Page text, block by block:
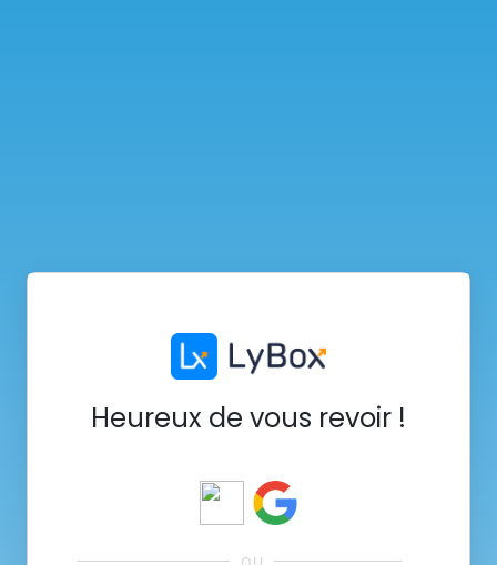
Heureux de vous revoir !